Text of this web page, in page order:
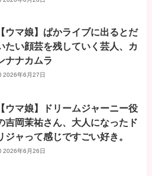
【ウマ娘】ぱかライブに出るとだ
たい顔芸を残していく芸人、カ
ナナカムラ
2026年6月27日
【ウマ娘】ドリームジャーニー役
吉岡茉祐さん、大人になったド
ジャって感じですごい好き。
2026年6月26日